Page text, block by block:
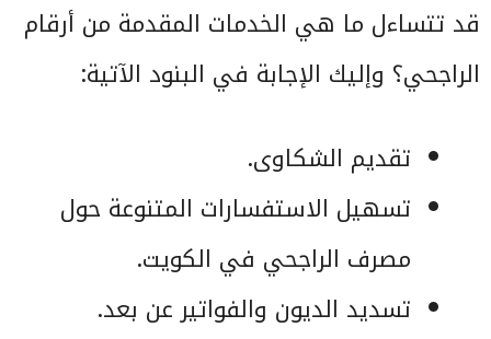
قد تتساءل ما هي الخدمات المقدمة من أرقام
الراجحي؟ وإليك الإجابة في البنود الآتية:
تقديم الشكاوى.
تسهيل الاستفسارات المتنوعة حول
مصرف الراجحي في الكويت.
تسديد الديون والفواتير عن بعد.